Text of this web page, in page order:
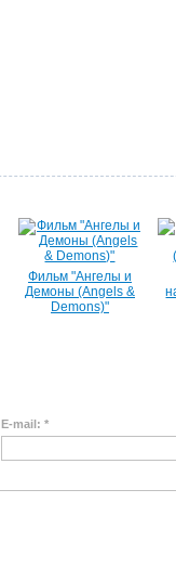
Фильм "Ангелы и
Демоны (Angels &
Demons)"
E-mail: *